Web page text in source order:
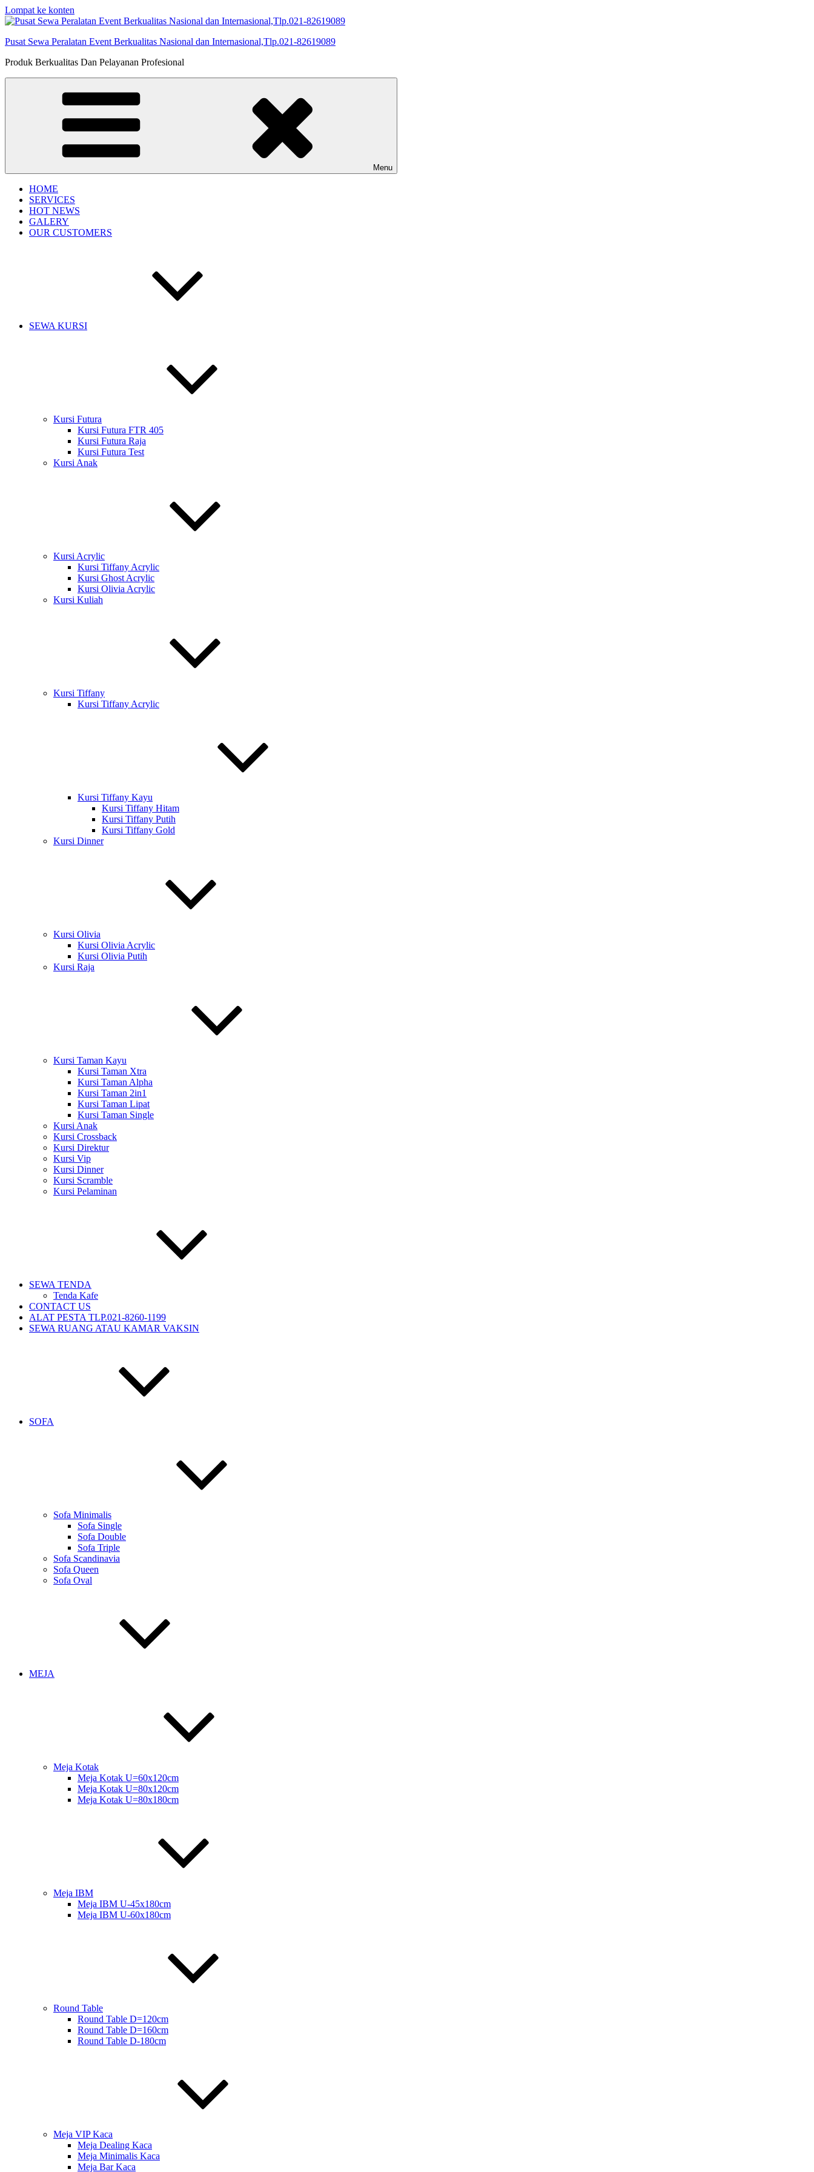
Lompat ke konten
Pusat Sewa Peralatan Event Berkualitas Nasional dan Internasional,Tlp.021-82619089
Produk Berkualitas Dan Pelayanan Profesional
Menu
HOME
SERVICES
HOT NEWS
GALERY
OUR CUSTOMERS
SEWA KURSI
Kursi Futura
Kursi Futura FTR 405
Kursi Futura Raja
Kursi Futura Test
Kursi Anak
Kursi Acrylic
Kursi Tiffany Acrylic
Kursi Ghost Acrylic
Kursi Olivia Acrylic
Kursi Kuliah
Kursi Tiffany
Kursi Tiffany Acrylic
Kursi Tiffany Kayu
Kursi Tiffany Hitam
Kursi Tiffany Putih
Kursi Tiffany Gold
Kursi Dinner
Kursi Olivia
Kursi Olivia Acrylic
Kursi Olivia Putih
Kursi Raja
Kursi Taman Kayu
Kursi Taman Xtra
Kursi Taman Alpha
Kursi Taman 2in1
Kursi Taman Lipat
Kursi Taman Single
Kursi Anak
Kursi Crossback
Kursi Direktur
Kursi Vip
Kursi Dinner
Kursi Scramble
Kursi Pelaminan
SEWA TENDA
Tenda Kafe
CONTACT US
ALAT PESTA TLP.021-8260-1199
SEWA RUANG ATAU KAMAR VAKSIN
SOFA
Sofa Minimalis
Sofa Single
Sofa Double
Sofa Triple
Sofa Scandinavia
Sofa Queen
Sofa Oval
MEJA
Meja Kotak
Meja Kotak U=60x120cm
Meja Kotak U=80x120cm
Meja Kotak U=80x180cm
Meja IBM
Meja IBM U-45x180cm
Meja IBM U-60x180cm
Round Table
Round Table D=120cm
Round Table D=160cm
Round Table D-180cm
Meja VIP Kaca
Meja Dealing Kaca
Meja Minimalis Kaca
Meja Bar Kaca